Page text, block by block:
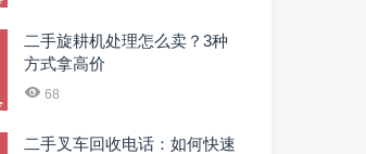
二手旋耕机处理怎么卖？3种
方式拿高价
68
二手叉车回收电话：如何快速